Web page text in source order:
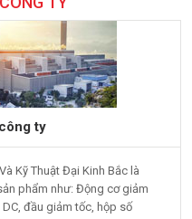
ty
Kỹ Thuật Đại Kinh Bắc là
phẩm như: Động cơ giảm
đầu giảm tốc, hộp số